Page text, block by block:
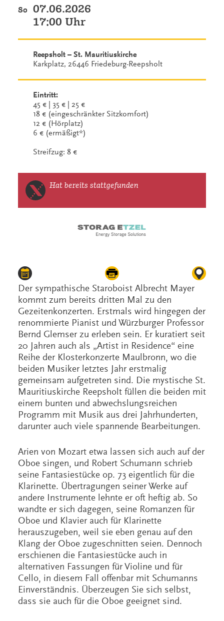
So 07.06.2026
17:00 Uhr
Reepsholt – St. Mauritiuskirche
Karkplatz, 26446 Friedeburg-Reepsholt
Eintritt:
45 € | 35 € | 25 €
18 € (eingeschränkter Sitzkomfort)
12 € (Hörplatz)
6 € (ermäßigt*)
Streifzug: 8 €
Hat bereits stattgefunden
Der sympathische Staroboist Albrecht Mayer
kommt zum bereits dritten Mal zu den
Gezeitenkonzerten. Erstmals wird hingegen der
renommierte Pianist und Würzburger Professor
Bernd Glemser zu erleben sein. Er kuratiert seit
20 Jahren auch als „Artist in Residence“ eine
Reihe der Klosterkonzerte Maulbronn, wo die
beiden Musiker letztes Jahr erstmalig
gemeinsam aufgetreten sind. Die mystische St.
Mauritiuskirche Reepsholt füllen die beiden mit
einem bunten und abwechslungsreichen
Programm mit Musik aus drei Jahrhunderten,
darunter auch viele spannende Bearbeitungen.
Arien von Mozart etwa lassen sich auch auf der
Oboe singen, und Robert Schumann schrieb
seine Fantasiestücke op. 73 eigentlich für die
Klarinette. Übertragungen seiner Werke auf
andere Instrumente lehnte er oft heftig ab. So
wandte er sich dagegen, seine Romanzen für
Oboe und Klavier auch für Klarinette
herauszugeben, weil sie eben genau auf den
Klang der Oboe zugeschnitten seien. Dennoch
erschienen die Fantasiestücke auch in
alternativen Fassungen für Violine und für
Cello, in diesem Fall offenbar mit Schumanns
Einverständnis. Überzeugen Sie sich selbst,
dass sie auch für die Oboe geeignet sind.